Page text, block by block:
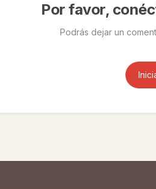
Por favor,
Podrás dejar un